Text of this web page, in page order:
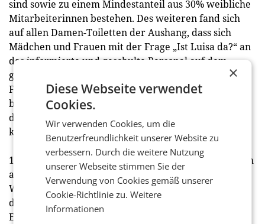
sind sowie zu einem Mindestanteil aus 30% weibliche
Mitarbeiterinnen bestehen. Des weiteren fand sich
auf allen Damen-Toiletten der Aushang, dass sich
Mädchen und Frauen mit der Frage „Ist Luisa da?“ an
das informierte und geschulte Personal auf dem
gesamten Gelände der Kaiser Wiesn wenden und im
Fall des Falles unmittelbar und diskret Hilfe
bekommen konnten. Erfreulicherweise kam es unter
dem friedlichen Partyvolk auf der Kaiser Wiesn zu
keinem einzigen Übergriff.
18 Tage lang ausgelassene Stimmung gingen natürlich
auch an den vielen Stand-Betreibern im „jö“-
Wiesendorf nicht spurlos vorüber. Im Gegenteil. Ob
des riesigen Publikum-Ansturms zeigte man sich am
Ende zwar schon ein bisschen erschöpft, aber
×
Diese Webseite verwendet
Cookies.
Wir verwenden Cookies, um die
Benutzerfreundlichkeit unserer Website zu
verbessern. Durch die weitere Nutzung
unserer Webseite stimmen Sie der
Verwendung von Cookies gemäß unserer
Cookie-Richtlinie zu.Weitere
Informationen